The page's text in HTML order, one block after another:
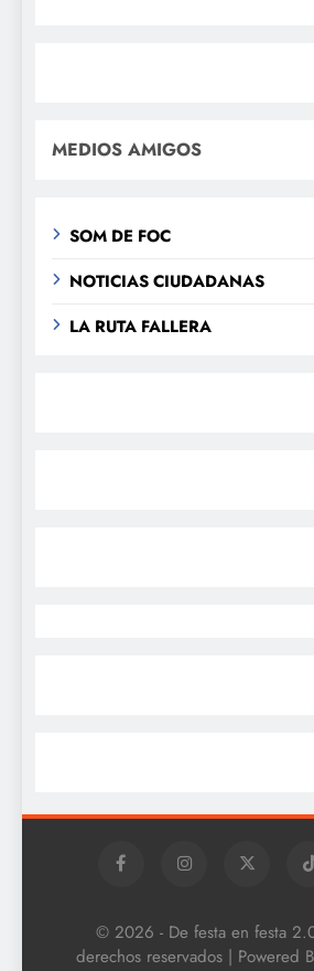
MEDIOS AMIGOS
SOM DE FOC
NOTICIAS CIUDADANAS
LA RUTA FALLERA
© 2026 - De festa en festa
derechos reservados | Powered